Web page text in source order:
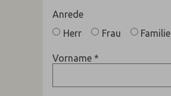
Anrede
Herr
Frau Familie
Vorname *